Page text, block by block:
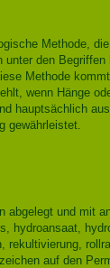
Methode,
unter den Begriffen
Methode
wenn Hänge
hauptsächlich
gewährleistet.
abgelegt und mit
, hydroansaat,
, rekultivierung,
auf den